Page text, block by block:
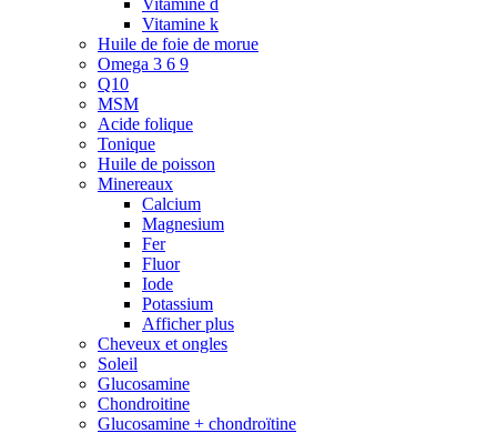
Vitamine k
Huile de foie de morue
Omega 3 6 9
Q10
MSM
Acide folique
Tonique
Huile de poisson
Minereaux
Calcium
Magnesium
Fer
Fluor
Iode
Potassium
Afficher plus
Cheveux et ongles
Soleil
Glucosamine
Chondroitine
Glucosamine + chondroïtine